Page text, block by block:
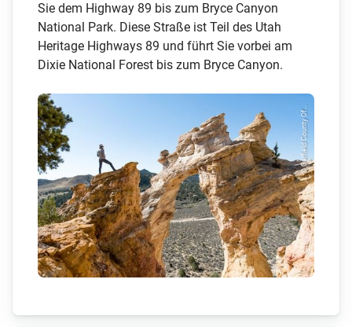
Sie dem Highway 89 bis zum Bryce Canyon
National Park. Diese Straße ist Teil des Utah
Heritage Highways 89 und führt Sie vorbei am
Dixie National Forest bis zum Bryce Canyon.
© Garfield County Of...